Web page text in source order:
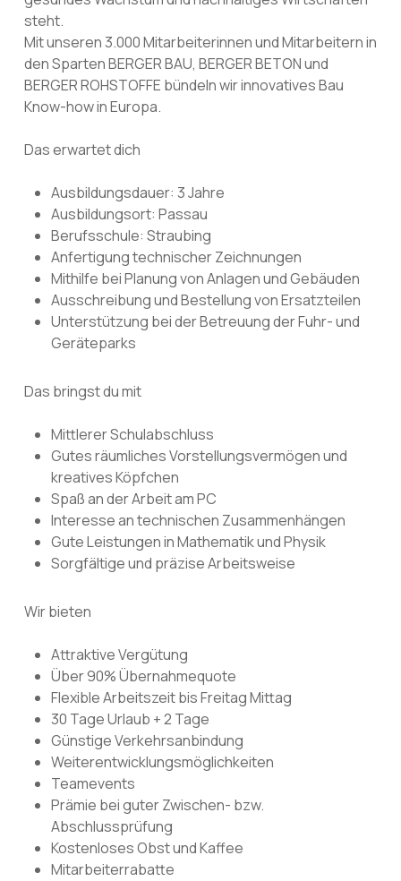
steht.
Mit unseren 3.000 Mitarbeiterinnen und Mitarbeitern in
den Sparten BERGER BAU, BERGER BETON und
BERGER ROHSTOFFE bündeln wir innovatives Bau
Know-how in Europa.
Das erwartet dich
Ausbildungsdauer: 3 Jahre
Ausbildungsort: Passau
Berufsschule: Straubing
Anfertigung technischer Zeichnungen
Mithilfe bei Planung von Anlagen und Gebäuden
Ausschreibung und Bestellung von Ersatzteilen
Unterstützung bei der Betreuung der Fuhr- und
Geräteparks
Das bringst du mit
Mittlerer Schulabschluss
Gutes räumliches Vorstellungsvermögen und
kreatives Köpfchen
Spaß an der Arbeit am PC
Interesse an technischen Zusammenhängen
Gute Leistungen in Mathematik und Physik
Sorgfältige und präzise Arbeitsweise
Wir bieten
Attraktive Vergütung
Über 90% Übernahmequote
Flexible Arbeitszeit bis Freitag Mittag
30 Tage Urlaub + 2 Tage
Günstige Verkehrsanbindung
Weiterentwicklungsmöglichkeiten
Teamevents
Prämie bei guter Zwischen- bzw.
Abschlussprüfung
Kostenloses Obst und Kaffee
Mitarbeiterrabatte